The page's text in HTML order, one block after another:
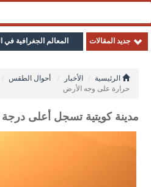
جديد المقالات المعالم الجغرافية في
الرئيسية الأخبار أحوال الطقس
حرارة على وجه الأرض
مدينة كويتية تسجل أعلى